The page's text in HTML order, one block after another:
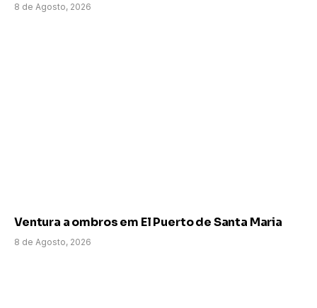
8 de Agosto, 2026
Ventura a ombros em El Puerto de Santa Maria
8 de Agosto, 2026